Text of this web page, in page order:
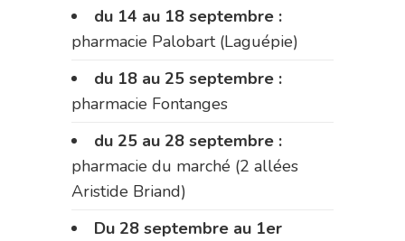
du 14 au 18 septembre :
pharmacie Palobart (Laguépie)
du 18 au 25 septembre :
pharmacie Fontanges
du 25 au 28 septembre :
pharmacie du marché (2 allées
Aristide Briand)
Du 28 septembre au 1er